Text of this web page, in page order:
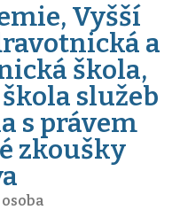
Vyšší
a
škola,
služeb
s právem
zkoušky